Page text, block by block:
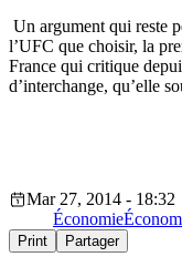
Un argument qui reste
l’UFC que choisir, la
France qui critique
d’interchange, qu’elle
Mar 27, 2014 - 18:32
Économie
Print Partager